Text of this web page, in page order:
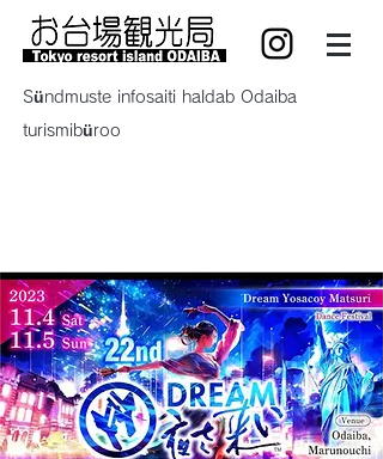
Sündmuste infosaiti haldab Odaiba
turismibüroo